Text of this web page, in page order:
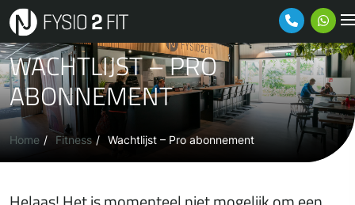
Ga naar de inhoud
WACHTLIJST – PRO
ABONNEMENT
Home Fitness Wachtlijst – Pro abonnement